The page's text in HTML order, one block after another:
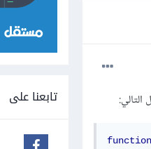
function
تابعنا على